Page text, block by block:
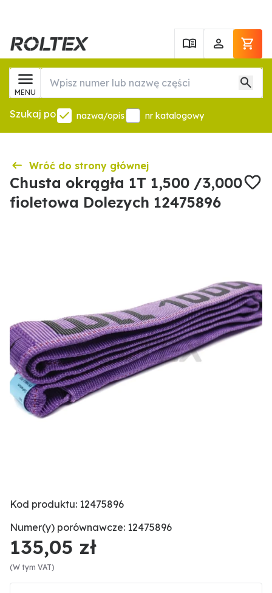
MENU
Szukaj po nazwa/opis nr katalogowy
Wróć do strony głównej
Chusta okrągła 1T 1,500 /3,000
fioletowa Dolezych 12475896
Kod produktu: 12475896
Numer(y) porównawcze: 12475896
135,05 zł
(W tym VAT)